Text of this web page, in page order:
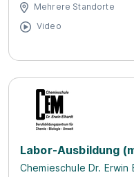
Mehrere Standorte
Video
Labor-Ausbildung
Chemieschule Dr. Erwin